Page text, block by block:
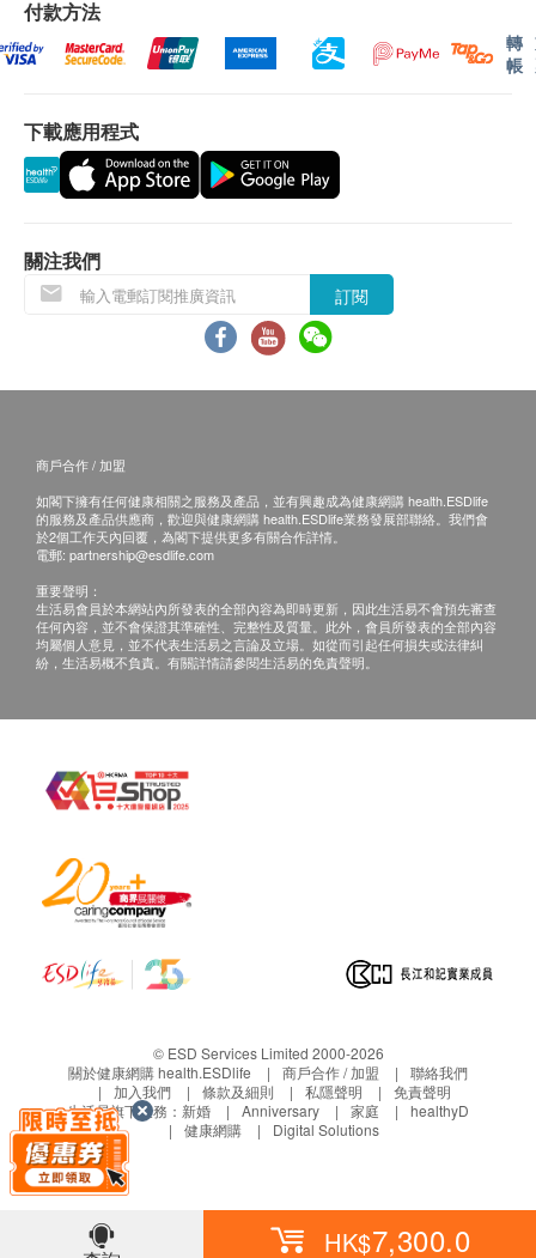
心臟檢查
靜臥心電圖
肺功能 重點項目
胸肺X光
3 基本項目
乳房及盆腔觸診
基本健康評估
體重
視力測試
聽覺測試
血壓
脈搏及其它器官
肝功能
直接膽紅素
谷草轉氨酵素
總蛋白質
球蛋白
白蛋白及球蛋白比率
丙氨酰轉肽酶
鹼性磷酸酶
鉀
氯
重碳酸鹽
肌酸酐
血液檢查
所需時間或客人指明特定時段) 而有所延長。
親身領取：
於診所辨公時間內親身前往領取
HK$7,300.0
付款方法
轉
帳
下載應用程式
關注我們
訂閱
商戶合作 / 加盟
如閣下擁有任何健康相關之服務及產品，並有興趣成為健康網購 health.ESDlife
的服務及產品供應商，歡迎與健康網購 health.ESDlife業務發展部聯絡。我們會
於2個工作天內回覆，為閣下提供更多有關合作詳情。
電郵: partnership@esdlife.com
重要聲明：
生活易會員於本網站內所發表的全部內容為即時更新，因此生活易不會預先審查
任何內容，並不會保證其準確性、完整性及質量。此外，會員所發表的全部內容
均屬個人意見，並不代表生活易之言論及立場。如從而引起任何損失或法律糾
紛，生活易概不負責。有關詳情請參閱生活易的免責聲明。
© ESD Services Limited 2000-2026
關於健康網購 health.ESDlife
商戶合作 / 加盟
聯絡我們
加入我們
條款及細則 私隱聲明
免責聲明
生活易旗下業務： 新婚 Anniversary 家庭
healthyD
健康網購
Digital Solutions